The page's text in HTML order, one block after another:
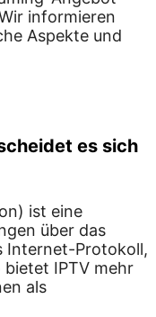
informieren
Aspekte und
es sich
ist eine
über das
Internet-Protokoll,
bietet IPTV mehr
als